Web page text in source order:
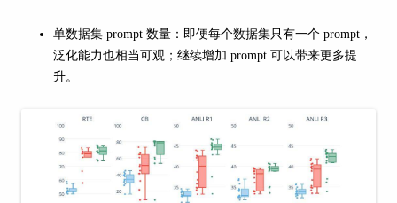
单数据集 prompt 数量：即便每个数据集只有一个 prompt，
泛化能力也相当可观；继续增加 prompt 可以带来更多提
升。